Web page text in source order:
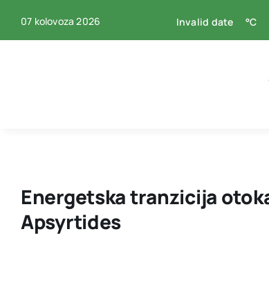
07 kolovoza 2026 Invalid date °C
Energetska tranzicija
Apsyrtides